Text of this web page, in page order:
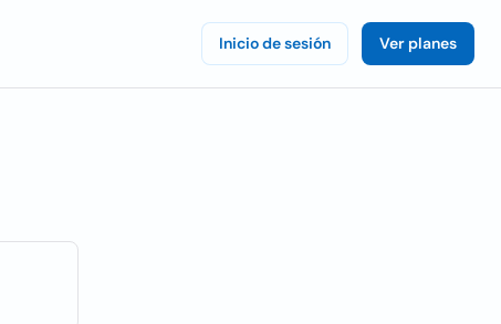
Inicio de sesión Ver planes